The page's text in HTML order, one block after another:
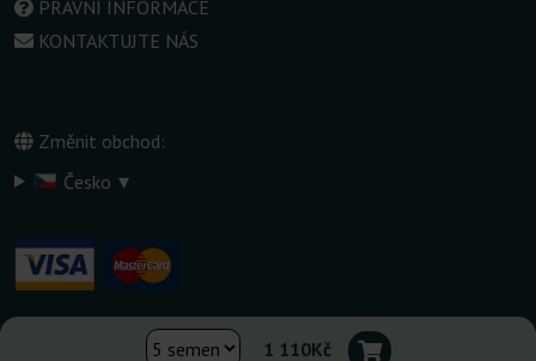
1 110Kč
PRÁVNÍ INFORMACE
KONTAKTUJTE NÁS
Změnit obchod:
Česko ▾